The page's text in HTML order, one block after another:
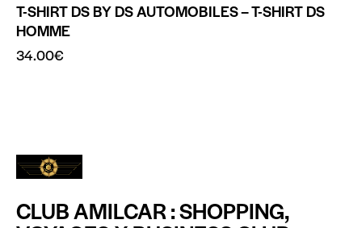
T-SHIRT DS BY DS AUTOMOBILES – T-SHIRT DS
HOMME
34.00€
CLUB AMILCAR : SHOPPING,